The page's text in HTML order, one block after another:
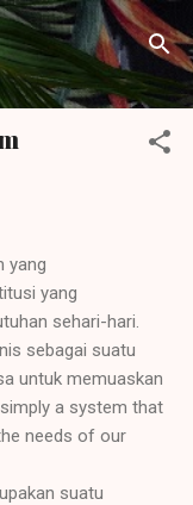
yang
yang
sehari-hari.
sebagai suatu
untuk memuaskan
a system that
needs of our
suatu